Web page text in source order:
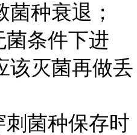
种衰退；
菌条件下进
该灭菌再做丢
菌种保存时